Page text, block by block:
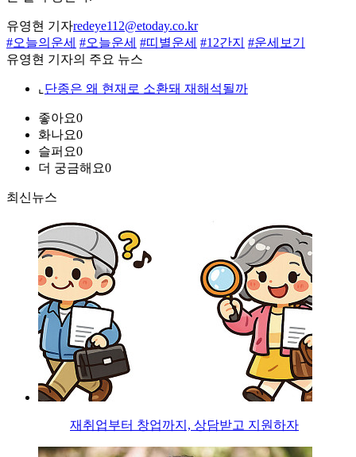
유영현 기자redeye112@etoday.co.kr
#오늘의운세 #오늘운세 #띠별운세 #12간지 #운세보기
유영현 기자의 주요 뉴스
⌞ 단종은 왜 현재로 소환돼 재해석될까
좋아요0
화나요0
슬퍼요0
더 궁금해요0
최신뉴스
재취업부터 창업까지, 상담받고 지원하자